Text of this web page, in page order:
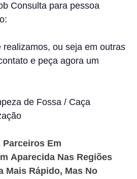
Consulta para pessoa
ou seja em outras
e peça agora um
de Fossa / Caça
Em
Aparecida Nas Regiões
Mais Rápido, Mas No